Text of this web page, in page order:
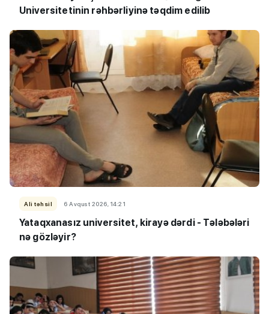
Universitetinin rəhbərliyinə təqdim edilib
Ali təhsil 6 Avqust 2026, 14:21
Yataqxanasız universitet, kirayə dərdi - Tələbələri
nə gözləyir?